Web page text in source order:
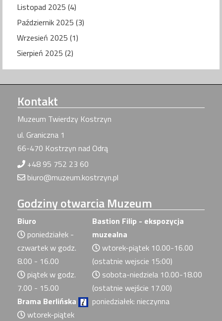
Listopad 2025 (4)
Październik 2025 (3)
Wrzesień 2025 (1)
Sierpień 2025 (2)
Kontakt
Muzeum Twierdzy Kostrzyn
ul. Graniczna 1
66-470 Kostrzyn nad Odrą
+48 95 752 23 60
biuro@muzeum.kostrzyn.pl
Godzinyotwarcia Muzeum
Biuro
poniedziałek -
czwartek w godz.
8.00 - 16.00
piątek w godz.
7.00 - 15.00
Brama Berlińska
wtorek-piątek
Bastion Filip - ekspozycja
muzealna
wtorek-piątek 10.00-16.00
(ostatnie wejscie 15:00)
sobota-niedziela 10.00-18.00
(ostatnie wejście 17.00)
poniedziałek: nieczynna